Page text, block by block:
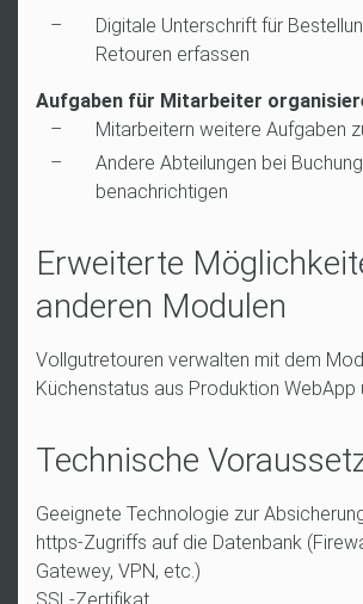
Digitale Unterschrift für
Retouren erfassen
Aufgaben für Mitarbeiter
Mitarbeitern weitere Aufgaben
Andere Abteilungen bei
benachrichtigen
Erweiterte
anderen Modulen
Vollgutretouren verwalten mit dem
Küchenstatus aus Produktion WebApp
Technische
Geeignete Technologie zur
https-Zugriffs auf die Datenbank
Gatewey, VPN, etc.)